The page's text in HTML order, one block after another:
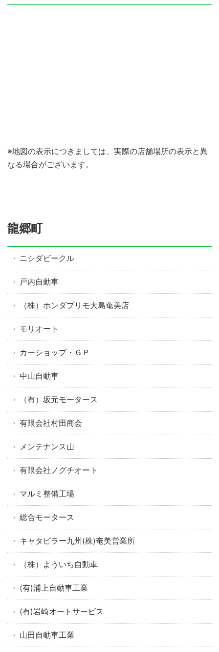
※地図の表示につきましては、実際の店舗場所の表示と異
なる場合がございます。
龍郷町
ニシダビークル
戸内自動車
（株）ホンダプリモ大島奄美店
モリオート
カーショップ・ＧＰ
中山自動車
（有）坂元モータース
有限会社村田商会
メンテナンス山
有限会社ノグチオート
マルミ整備工場
総合モータース
キャタピラー九州(株)奄美営業所
（株）よういち自動車
(有)浦上自動車工業
(有)岩崎オートサービス
山田自動車工業